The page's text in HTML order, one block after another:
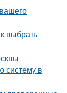
выбрать
систему в